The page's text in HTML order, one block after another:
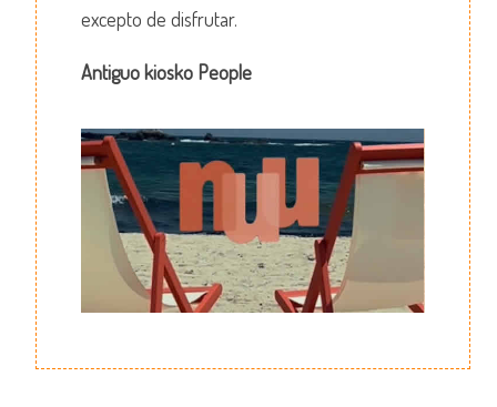
excepto de disfrutar.
Antiguo kiosko People